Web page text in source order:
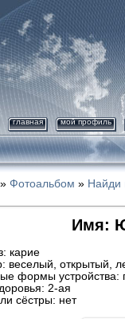
главная мой профиль
» Фотоальбом »
Имя:
карие
веселый, открытый,
формы устройства:
2-ая
сёстры: нет